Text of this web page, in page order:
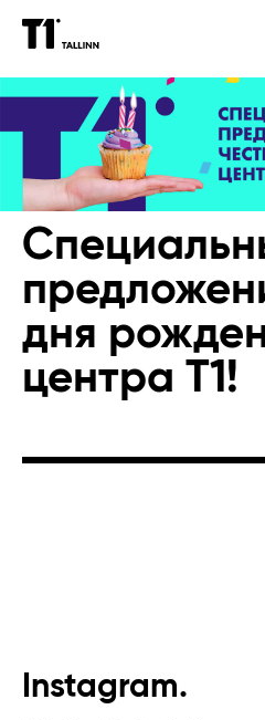
ИСКУССТВО
ПРЕЗЕНТАЦИЯ КНИГИ
СПОРТ
СТОЯНКА
дня
центра T1!
Instagram.